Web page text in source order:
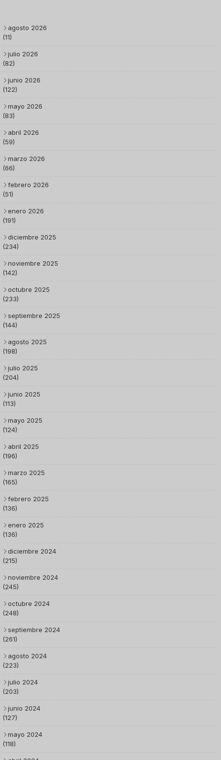
agosto 2026
(11)
julio 2026
(82)
junio 2026
(122)
mayo 2026
(83)
abril 2026
(59)
marzo 2026
(66)
febrero 2026
(51)
enero 2026
(191)
diciembre 2025
(234)
noviembre 2025
(142)
octubre 2025
(233)
septiembre 2025
(144)
agosto 2025
(198)
julio 2025
(204)
junio 2025
(113)
mayo 2025
(124)
abril 2025
(196)
marzo 2025
(165)
febrero 2025
(136)
enero 2025
(136)
diciembre 2024
(215)
noviembre 2024
(245)
octubre 2024
(248)
septiembre 2024
(261)
agosto 2024
(223)
julio 2024
(203)
junio 2024
(127)
mayo 2024
(118)